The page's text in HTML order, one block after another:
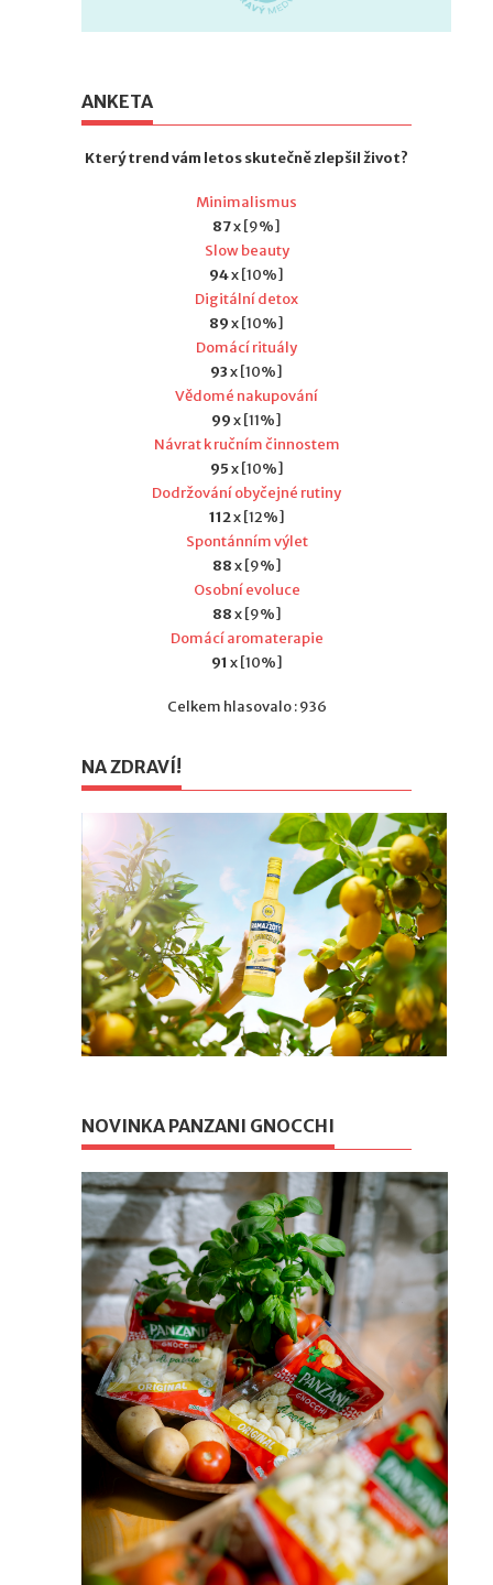
ANKETA
Který trend vám letos skutečně zlepšil život?
Minimalismus
87x [9%]
Slow beauty
94x [10%]
Digitální detox
89x [10%]
Domácí rituály
93x [10%]
Vědomé nakupování
99x [11%]
Návrat k ručním činnostem
95x [10%]
Dodržování obyčejné rutiny
112x [12%]
Spontánním výlet
88x [9%]
Osobní evoluce
88x [9%]
Domácí aromaterapie
91 x [10%]
Celkem hlasovalo : 936
NA ZDRAVÍ!
NOVINKA PANZANI GNOCCHI